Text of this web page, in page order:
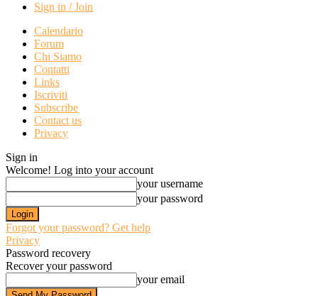
Sign in / Join
Calendario
Forum
Chi Siamo
Contatti
Links
Iscriviti
Subscribe
Contact us
Privacy
Sign in
Welcome! Log into your account
your username
your password
Forgot your password? Get help
Privacy
Password recovery
Recover your password
your email